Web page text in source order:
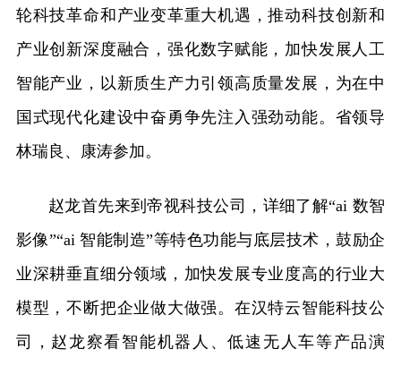
轮科技革命和产业变革重大机遇，推动科技创新和
产业创新深度融合，强化数字赋能，加快发展人工
智能产业，以新质生产力引领高质量发展，为在中
国式现代化建设中奋勇争先注入强劲动能。省领导
林瑞良、康涛参加。
赵龙首先来到帝视科技公司，详细了解“ai 数智
影像”“ai 智能制造”等特色功能与底层技术，鼓励企
业深耕垂直细分领域，加快发展专业度高的行业大
模型，不断把企业做大做强。在汉特云智能科技公
司，赵龙察看智能机器人、低速无人车等产品演